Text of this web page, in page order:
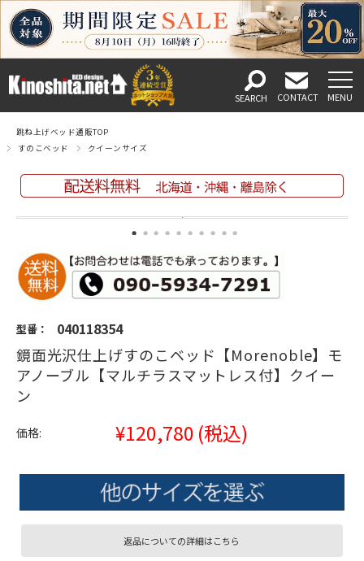
跳ね上げベッド通販TOP
すのこベッド
クイーンサイズ
型番： 040118354
鏡面光沢仕上げすのこベッド【Morenoble】モ
アノーブル【マルチラスマットレス付】クイー
ン
価格: ¥120,780 (税込)
返品についての詳細はこちら